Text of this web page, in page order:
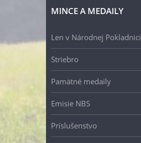
MINCE A MEDAILY
Len v Národnej Pokladnici
Striebro
Pamätné medaily
Emisie NBS
Príslušenstvo